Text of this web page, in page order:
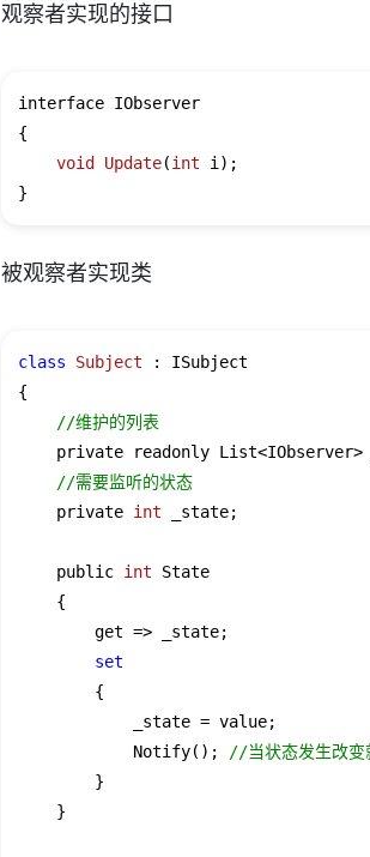
观察者实现的接口
interface IObserver
{
void
Update(int i) ;
被观察者实现类
class Subject :
ISubject
{
//维护的列表
private readonly List<IObserver>
//需要监听的状态
    private
int _state;
    public
int State
    {
        get => _state;
set
        {
            _state = value;
            Notify();
//当状态发生改变
        }
    }